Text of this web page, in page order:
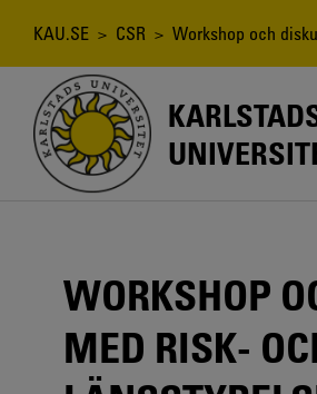
Länkstig
KAU.SE > CSR > Workshop och
WORKSHOP
MED RISK-